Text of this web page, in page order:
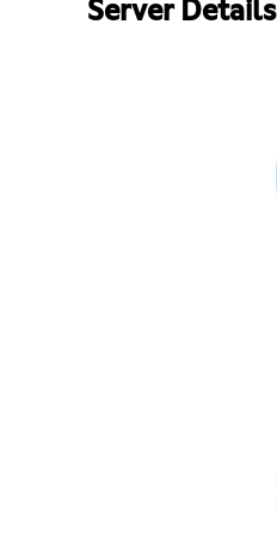
Server Details